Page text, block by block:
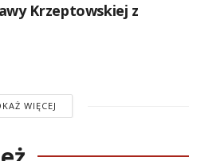
Krzeptowskiej z
WIĘCEJ